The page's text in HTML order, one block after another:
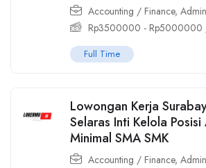
Accounting / Finance, Admin
Rp3500000 - Rp5000000
Full Time
Lowongan Kerja
Selaras Inti Kelola
Minimal SMA SMK
Accounting / Finance, Admin